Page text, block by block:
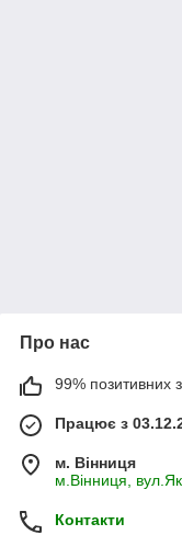
Про нас
99% позитивних з
Працює з
м. Вінниця
м.Вінниця,
Контакти